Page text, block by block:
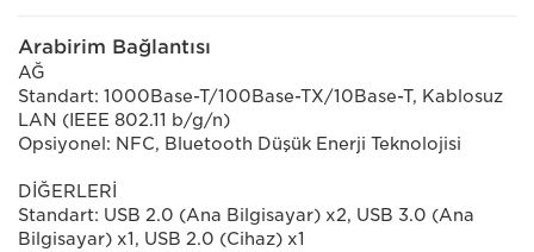
Arabirim Bağlantısı
AĞ
Standart: 1000Base-T/100Base-TX/10Base-T, Kablosuz
LAN (IEEE 802.11 b/g/n)
Opsiyonel: NFC, Bluetooth Düşük Enerji Teknolojisi
DİĞERLERİ
Standart: USB 2.0 (Ana Bilgisayar) x2, USB 3.0 (Ana
Bilgisayar) x1, USB 2.0 (Cihaz) x1